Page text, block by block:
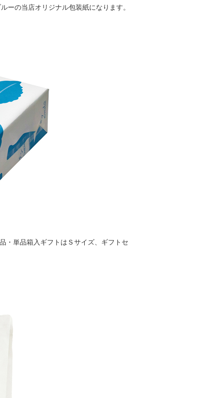
ーの当店オリジナル包装紙になります。
・単品箱入ギフトはＳサイズ、ギフトセ